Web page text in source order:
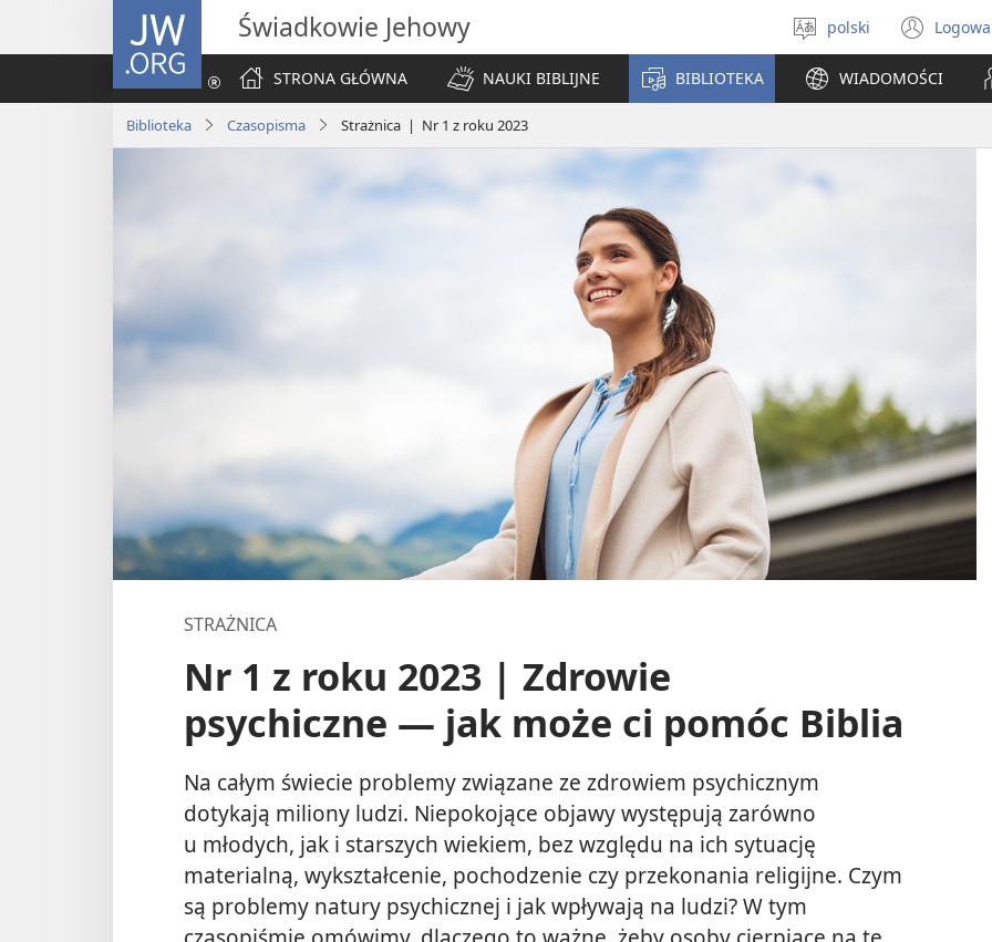
JW.ORG Świadkowie Jehowy
Wybór
języka
polski
new
STRONA GŁÓWNA
NAUKI BIBLIJNE BIBLIOTEKA WIADOMOŚCI
Biblioteka Czasopisma Strażnica | Nr 1 z roku 2023
STRAŻNICA
Nr 1 z roku 2023 | Zdrowie
psychiczne — jak może ci pomóc Biblia
Na całym świecie problemy związane ze zdrowiem psychicznym
dotykają miliony ludzi. Niepokojące objawy występują zarówno
u młodych, jak i starszych wiekiem, bez względu na ich sytuację
materialną, wykształcenie, pochodzenie czy przekonania religijne. Czym
są problemy natury psychicznej i jak wpływają na ludzi? W tym